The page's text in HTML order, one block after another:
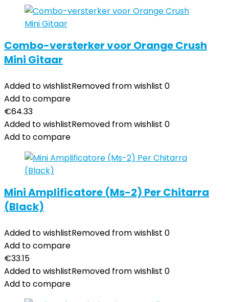
Combo-versterker voor Orange Crush
Mini Gitaar
Added to wishlistRemoved from wishlist 0
Add to compare
€64.33
Added to wishlistRemoved from wishlist 0
Add to compare
Mini Amplificatore (Ms-2) Per Chitarra
(Black)
Added to wishlistRemoved from wishlist 0
Add to compare
€33.15
Added to wishlistRemoved from wishlist 0
Add to compare